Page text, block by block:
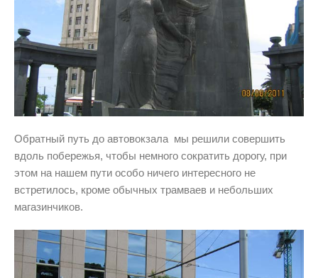
Обратный путь до автовокзала мы решили совершить
вдоль побережья, чтобы немного сократить дорогу, при
этом на нашем пути особо ничего интересного не
встретилось, кроме обычных трамваев и небольших
магазинчиков.